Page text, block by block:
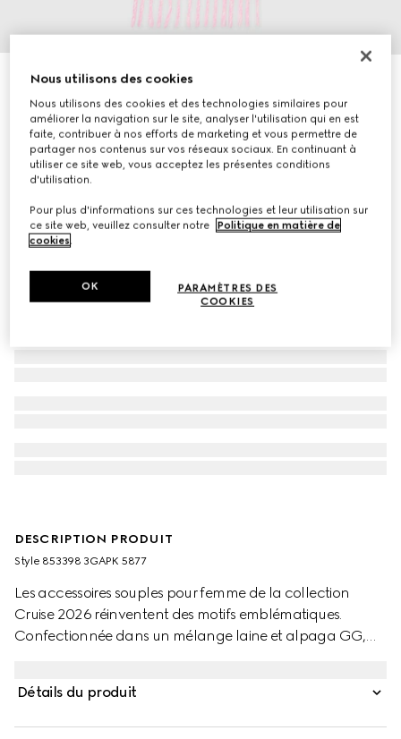
Écharpe en mélange laine et alpaga GG
€ 550
Déclinaisonsrose et blanc
DESCRIPTION PRODUIT
Style ‎853398 3GAPK 5877
Les accessoires souples pour femme de la collection
Cruise 2026 réinventent des motifs emblématiques.
Confectionnée dans un mélange laine et alpaga GG,
Détails du produit
Nous utilisons des cookies
Nous utilisons des cookies et des technologies similaires pour
améliorer la navigation sur le site, analyser l'utilisation qui en est
faite, contribuer à nos efforts de marketing et vous permettre de
partager nos contenus sur vos réseaux sociaux. En continuant à
utiliser ce site web, vous acceptez les présentes conditions
d'utilisation.
Pour plus d'informations sur ces technologies et leur utilisation sur
ce site web, veuillez consulter notre
Politique en matière de
cookies.
PARAMÈTRES DES
COOKIES
OK